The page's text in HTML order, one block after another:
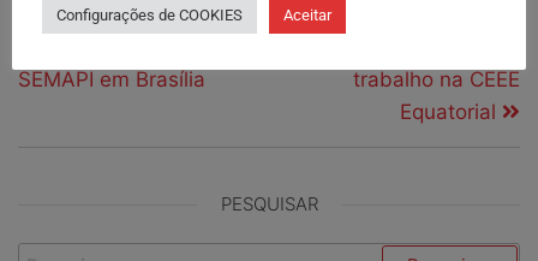
Acolhimento
SEMAPI em Brasília
Ato em Pelotas protesta
trabalho na CEEE
Equatorial
PESQUISAR
Configurações de COOKIES Aceitar